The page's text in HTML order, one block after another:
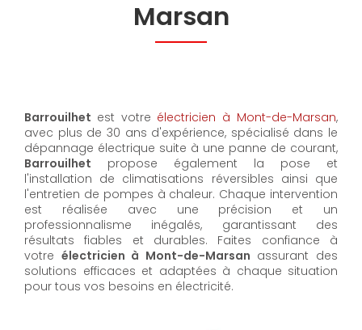
Marsan
Barrouilhet est votre électricien à Mont-de-Marsan,
avec plus de 30 ans d'expérience, spécialisé dans le
dépannage électrique suite à une panne de courant,
Barrouilhet propose également la pose et
l'installation de climatisations réversibles ainsi que
l'entretien de pompes à chaleur. Chaque intervention
est réalisée avec une précision et un
professionnalisme inégalés, garantissant des
résultats fiables et durables. Faites confiance à
votre électricien à Mont-de-Marsan assurant des
solutions efficaces et adaptées à chaque situation
pour tous vos besoins en électricité.